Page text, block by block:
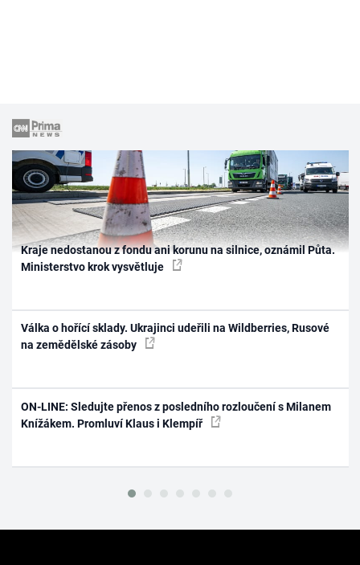
Kraje nedostanou z fondu ani korunu na silnice, oznámil Půta.
Ministerstvo krok vysvětluje
Válka o hořící sklady. Ukrajinci udeřili na Wildberries, Rusové
na zemědělské zásoby
ON-LINE: Sledujte přenos z posledního rozloučení s Milanem
Knížákem. Promluví Klaus i Klempíř